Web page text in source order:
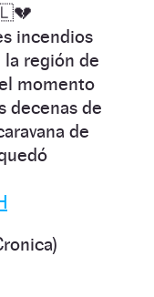
incendios
región de
momento
decenas de
de